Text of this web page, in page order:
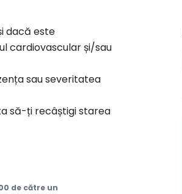
dacă este
cardiovascular și/sau
sau severitatea
să-ți recâștigi starea
de către un